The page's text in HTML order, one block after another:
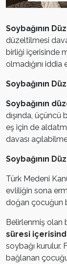
Soybağının
düzeltilmesi
birliği içerisinde
olmadığını iddia
Soybağının
Soybağının
dışında, üçüncü
eş için de
davası
Soybağının
Türk Medeni
evliliğin sona
doğan çocuğun
Belirlenmiş olan
süresi
soybağı kurulur.
bağlanan